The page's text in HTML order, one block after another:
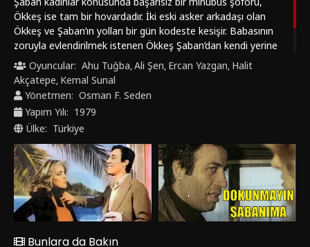
Bunlara da Bakın
‹ ›